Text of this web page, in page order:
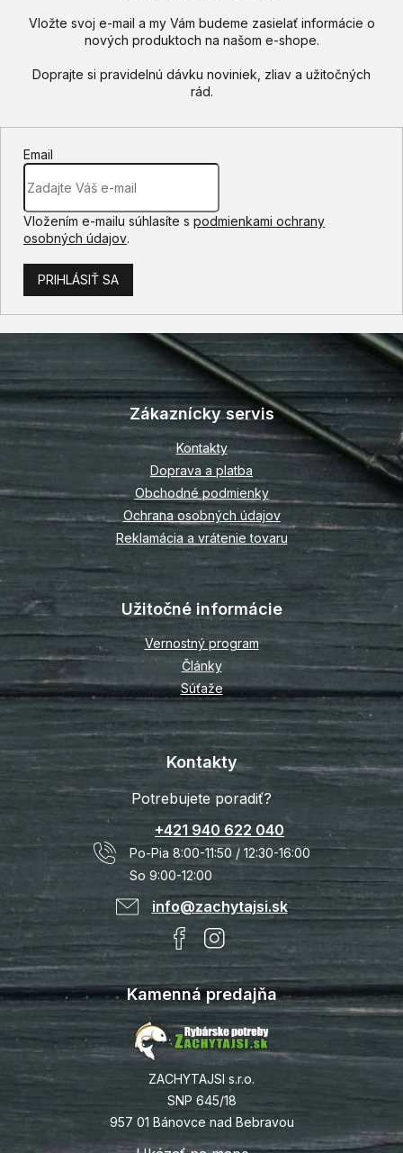
Vložte svoj e-mail a my Vám budeme zasielať informácie o
nových produktoch na našom e-shope.
Email
Vložením e-mailu súhlasíte s podmienkami ochrany
osobných údajov.
PRIHLÁSIŤ SA
Z
á
p
ä
e
Zákaznícky servis
Kontakty
Doprava a platba
Obchodné podmienky
Ochrana osobných údajov
Reklamácia a vrátenie tovaru
Užitočné informácie
Vernostný program
Články
Súťaže
Kontakty
Potrebujete poradiť?
+421 940 622 040
Po-Pia 8:00-11:50 / 12:30-16:00
So 9:00-12:00
info@zachytajsi.sk
Kamenná predajňa
ZACHYTAJSI s.r.o.
SNP 645/18
957 01 Bánovce nad Bebravou